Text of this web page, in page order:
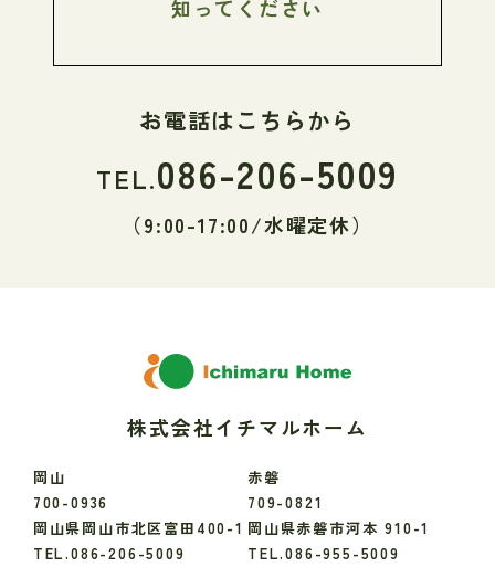
知ってください
お電話はこちらから
TEL.086-206-5009
（9:00-17:00/水曜定休）
株式会社イチマルホーム
岡山
700-0936
岡山県岡山市北区富田400-1
TEL.086-206-5009
赤磐
709-0821
岡山県赤磐市河本 910-1
TEL.086-955-5009